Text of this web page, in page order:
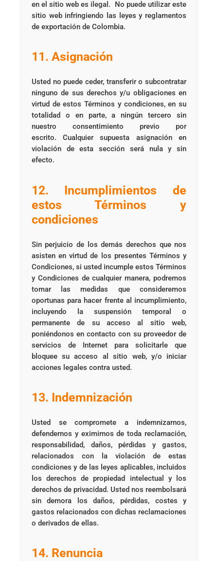
en el sitio web es ilegal. No puede utilizar este
sitio web infringiendo las leyes y reglamentos
de exportación de Colombia.
11. Asignación
Usted no puede ceder, transferir o subcontratar
ninguno de sus derechos y/u obligaciones en
virtud de estos Términos y condiciones, en su
totalidad o en parte, a ningún tercero sin
nuestro consentimiento previo por
escrito. Cualquier supuesta asignación en
violación de esta sección será nula y sin
efecto.
12. Incumplimientos de
estos Términos y
condiciones
Sin perjuicio de los demás derechos que nos
asisten en virtud de los presentes Términos y
Condiciones, si usted incumple estos Términos
y Condiciones de cualquier manera, podremos
tomar las medidas que consideremos
oportunas para hacer frente al incumplimiento,
incluyendo la suspensión temporal o
permanente de su acceso al sitio web,
poniéndonos en contacto con su proveedor de
servicios de Internet para solicitarle que
bloquee su acceso al sitio web, y/o iniciar
acciones legales contra usted.
13. Indemnización
Usted se compromete a indemnizarnos,
defendernos y eximirnos de toda reclamación,
responsabilidad, daños, pérdidas y gastos,
relacionados con la violación de estas
condiciones y de las leyes aplicables, incluidos
los derechos de propiedad intelectual y los
derechos de privacidad. Usted nos reembolsará
sin demora los daños, pérdidas, costes y
gastos relacionados con dichas reclamaciones
o derivados de ellas.
14. Renuncia